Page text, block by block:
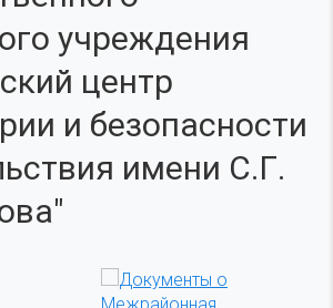
учреждения
центр
и безопасности
имени С.Г.